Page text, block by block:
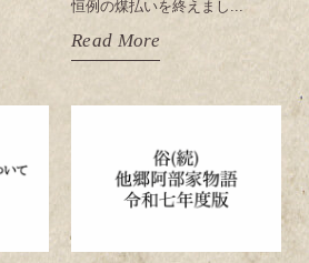
恒例の煤払いを終えまし...
Read More